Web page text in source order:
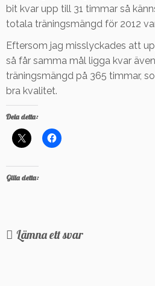
bit kvar upp till 31 timmar så
totala träningsmängd för 2012
Eftersom jag misslyckades att
så får samma mål ligga kvar
träningsmängd på 365 timmar,
bra kvalitet.
Dela detta:
Gilla detta:
Lämna ett svar